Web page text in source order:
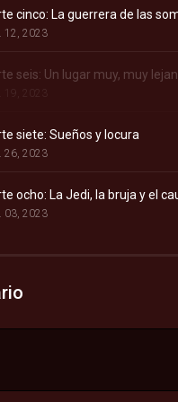
cinco: La guerrera de las
12, 2023
seis: Un lugar muy, muy
19, 2023
siete: Sueños y locura
26, 2023
ocho: La Jedi, la bruja y el
03, 2023